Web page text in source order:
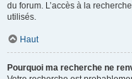
du forum. L’accès à la
utilisés.
Haut
Pourquoi ma recherche ne